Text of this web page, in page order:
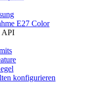
E27 Color
API
konfigurieren